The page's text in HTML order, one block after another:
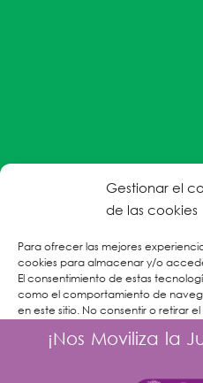
Gestionar el
de las cookies
Para ofrecer las mejores
cookies para almacenar y/o
El consentimiento de estas
como el comportamiento de
en este sitio. No consentir o retirar
#EnColectiva estamos
parte del personal
refugiadas, migrantes
victimas sobrevivientes de
Género.
¡Nos Moviliza la